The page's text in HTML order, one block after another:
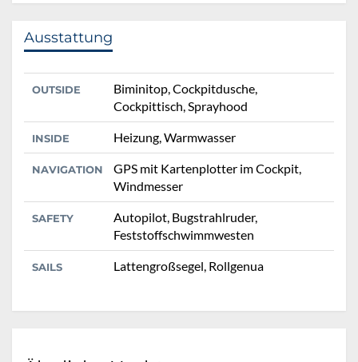
Ausstattung
OUTSIDE
Biminitop, Cockpitdusche,
Cockpittisch, Sprayhood
INSIDE Heizung, Warmwasser
NAVIGATION
GPS mit Kartenplotter im Cockpit,
Windmesser
SAFETY
Autopilot, Bugstrahlruder,
Feststoffschwimmwesten
SAILS Lattengroßsegel, Rollgenua